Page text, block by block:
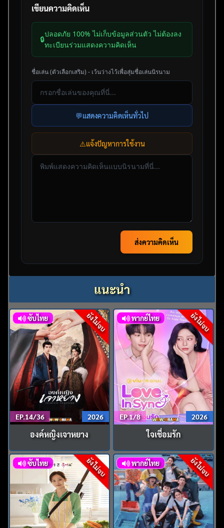
เขียนความคิดเห็น
🔒
ปลอดภัย 100% ไม่เก็บข้อมูลส่วนตัว ไม่ต้องลง
ทะเบียนร่วมแสดงความคิดเห็น
ชื่อเล่น (ตัวเลือกเสริม) - เว้นว่างไว้เพื่อสุ่มชื่อเล่นนิรนาม
💬แสดงความคิดเห็นทั่วไป
⚠️แจ้งปัญหาการใช้งาน
ส่งความคิดเห็น
แนะนำ
ยังไม่จบ
ซับไทย
EP.14/36 2026
องค์หญิงเจาหยาง
ยังไม่จบ
พากย์ไทย
EP.1/8 2026
ใจเชื่อมรัก
ยังไม่จบ
ซับไทย ยังไม่จบ
พากย์ไทย